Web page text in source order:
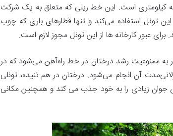
است. این خط ریلی که متعلق به یک شرکت
تونل استفاده می‌کند و تنها قطارهای باری که چوب
عبور کارخانه ها از این تونل مجوز لازم است.
به ممنوعیت رشد درختان در خط راه‌آهن می‌شود که در
آن انجام می‌شود. درختان در هم تنیده، تونلی
جوان زیادی را به خود جذب می کند و همچنین مکانی